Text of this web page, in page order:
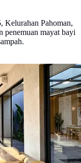
Kelurahan Pahoman,
penemuan mayat bayi